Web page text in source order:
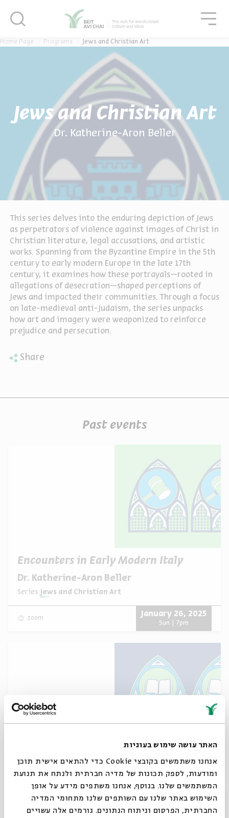
האתר עושה שימוש בעוגיות
אנחנו משתמשים בקובצי Cookie כדי להתאים אישית תוכן
ומודעות, לספק תכונות של מדיה חברתית ולנתח את תנועת
המשתמשים שלנו. בנוסף, אנחנו משתפים מידע על אופן
השימוש באתר שלנו עם השותפים שלנו מתחומי המדיה
החברתית, הפרסום וניתוח הנתונים. גורמים אלה עשויים
Home Page Programs Jews and Christian Art
Jews and Christian Art
Dr. Katherine-Aron Beller
This series delves into the enduring depiction of Jews
as perpetrators of violence against images of Christ in
Christian literature, legal accusations, and artistic
works. Spanning from the Byzantine Empire in the 5th
century to early modern Europe in the late 17th
century, it examines how these portrayals—rooted in
allegations of desecration—shaped perceptions of
Jews and impacted their communities. Through a focus
on late-medieval anti-Judaism, the series unpacks
how art and imagery were weaponized to reinforce
prejudice and persecution.
Share
Past events
Encounters in Early Modern Italy
Dr. Katherine-Aron Beller
Series: Jews and Christian Art
zoom
January 26, 2025
Sun | 7pm
Jewish Responses
Dr. Katherine-Aron Beller
Series: Jews and Christian Art
January 19, 2025
סגור